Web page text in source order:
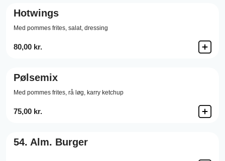
Hotwings
Med pommes frites, salat, dressing
80,00 kr.
Pølsemix
Med pommes frites, rå løg, karry ketchup
75,00 kr.
54. Alm. Burger